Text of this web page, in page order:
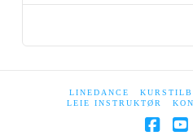
LINEDANCE
LEIE INSTRUKTØR